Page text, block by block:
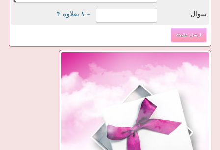
سوال: = ۸ بعلاوه ۴